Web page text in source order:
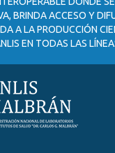
BRINDA ACCESO Y
A LA PRODUCCIÓN
EN TODAS LAS